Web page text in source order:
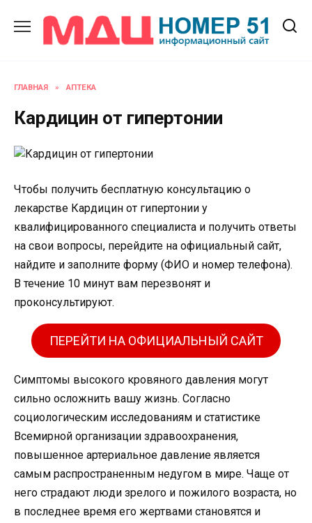
содержанию
ГЛАВНАЯ » АПТЕКА
Кардицин от гипертонии
Чтобы получить бесплатную консультацию о
лекарстве Кардицин от гипертонии у
квалифицированного специалиста и получить ответы
на свои вопросы, перейдите на официальный сайт,
найдите и заполните форму (ФИО и номер телефона).
В течение 10 минут вам перезвонят и
проконсультируют.
ПЕРЕЙТИ НА ОФИЦИАЛЬНЫЙ САЙТ
Симптомы высокого кровяного давления могут
сильно осложнить вашу жизнь. Согласно
социологическим исследованиям и статистике
Всемирной организации здравоохранения,
повышенное артериальное давление является
самым распространенным недугом в мире. Чаще от
него страдают люди зрелого и пожилого возраста, но
в последнее время его жертвами становятся и